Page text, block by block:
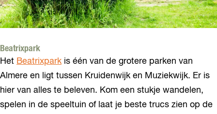
Beatrixpark
Het Beatrixpark is één van de grotere parken van
Almere en ligt tussen Kruidenwijk en Muziekwijk. Er is
hier van alles te beleven. Kom een stukje wandelen,
spelen in de speeltuin of laat je beste trucs zien op de